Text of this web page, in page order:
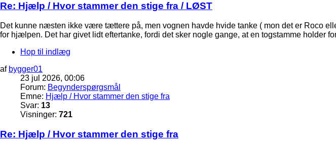
Re: Hjælp / Hvor stammer den stige fra / LØST
Det kunne næsten ikke være tættere på, men vognen havde hvide tanke ( mon det er Roco
for hjælpen. Det har givet lidt eftertanke, fordi det sker nogle gange, at en togstamme holder
Hop til indlæg
af bygger01
23 jul 2026, 00:06
Forum: Begynderspørgsmål
Emne: Hjælp / Hvor stammer den stige fra
Svar: 13
Visninger: 721
Re: Hjælp / Hvor stammer den stige fra